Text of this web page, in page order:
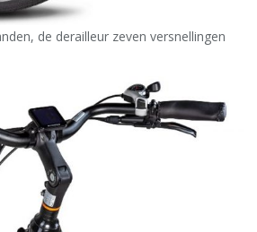
de derailleur zeven versnellingen